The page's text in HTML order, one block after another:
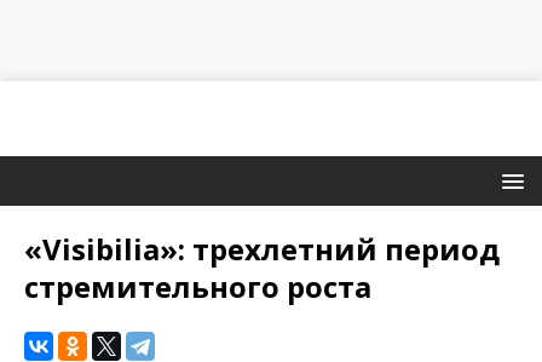
«Visibilia»: трехлетний период
стремительного роста